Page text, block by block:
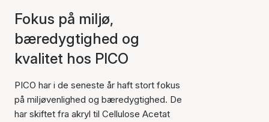
Fokus på miljø,
bæredygtighed og
kvalitet hos PICO
PICO har i de seneste år haft stort fokus
på miljøvenlighed og bæredygtighed. De
har skiftet fra akryl til Cellulose Acetat